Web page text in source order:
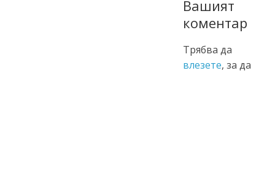
Вашият
коментар
Трябва да
влезете, за да